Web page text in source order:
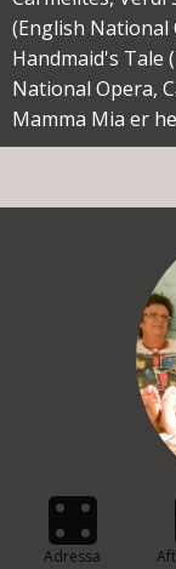
(English National
Handmaid's Tale
National Opera,
Mamma Mia er
Adressa